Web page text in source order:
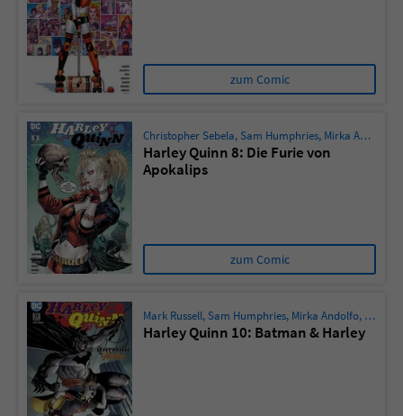
zum Comic
Christopher Sebela, Sam Humphries, Mirka Andolfo
Harley Quinn 8: Die Furie von
Apokalips
zum Comic
Mark Russell, Sam Humphries, Mirka Andolfo, John
Harley Quinn 10: Batman & Harley